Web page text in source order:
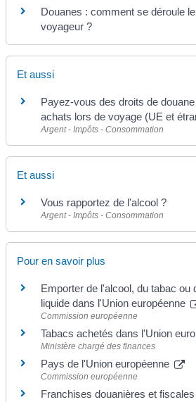
Douanes : comment se déroule
voyageur ?
Et aussi
Payez-vous des droits de
achats lors de voyage (UE et
Argent - Impôts - Consommation
Et aussi
Vous rapportez de l'alcool ?
Argent - Impôts - Consommation
Pour en savoir plus
Emporter de l'alcool, du tabac ou
liquide dans l'Union européenne
Commission européenne
Tabacs achetés dans l'Union
Ministère chargé des finances
Pays de l'Union européenne
Commission européenne
Franchises douanières et